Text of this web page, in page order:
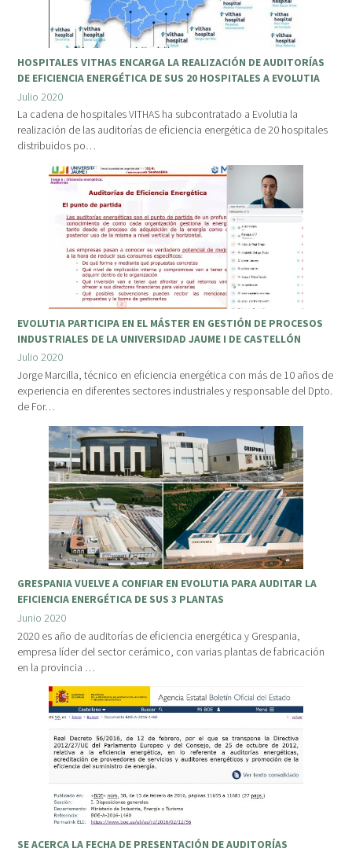
HOSPITALES VITHAS ENCARGA LA REALIZACIÓN DE AUDITORÍAS
DE EFICIENCIA ENERGÉTICA DE SUS 20 HOSPITALES A EVOLUTIA
Julio 2020
La cadena de hospitales VITHAS ha subcontratado a Evolutia la
realización de las auditorías de eficiencia energética de 20 hospitales
distribuidos po…
EVOLUTIA PARTICIPA EN EL MÁSTER EN GESTIÓN DE PROCESOS
INDUSTRIALES DE LA UNIVERSIDAD JAUME I DE CASTELLÓN
Julio 2020
Jorge Marcilla, técnico en eficiencia energética con más de 10 años de
experiencia en diferentes sectores industriales y responsable del Dpto.
de For…
GRESPANIA VUELVE A CONFIAR EN EVOLUTIA PARA AUDITAR LA
EFICIENCIA ENERGÉTICA DE SUS 3 PLANTAS
Junio 2020
2020 es año de auditorías de eficiencia energética y Grespania,
empresa líder del sector cerámico, con varias plantas de fabricación
en la provincia …
SE ACERCA LA FECHA DE PRESENTACIÓN DE AUDITORÍAS